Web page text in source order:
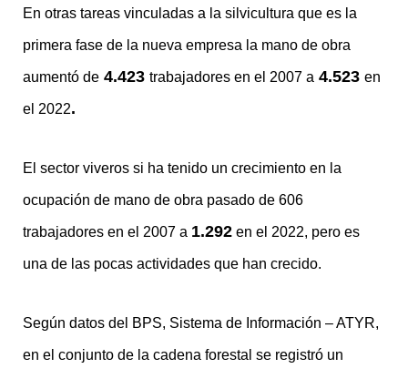
En otras tareas vinculadas a la silvicultura que es la
primera fase de la nueva empresa la mano de obra
aumentó de 4.423 trabajadores en el 2007 a 4.523 en
el 2022.
El sector viveros si ha tenido un crecimiento en la
ocupación de mano de obra pasado de 606
trabajadores en el 2007 a 1.292 en el 2022, pero es
una de las pocas actividades que han crecido.
Según datos del BPS, Sistema de Información – ATYR,
en el conjunto de la cadena forestal se registró un